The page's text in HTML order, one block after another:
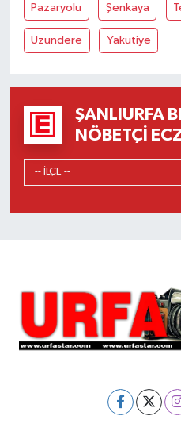
Pazaryolu Şenkaya
Uzundere Yakutiye
ŞANLIURFA
NÖBETÇI